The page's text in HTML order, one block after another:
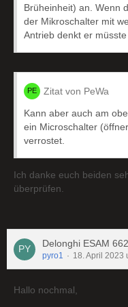
Brüheinheit) an. Wenn
der Mikroschalter mit
Antrieb denkt er müsste
Zitat von PeWa
Kann aber auch am
ein Microschalter
verrostet.
Ich danke euch beiden
überprüfen.
Delonghi ESAM
pyro1 18. April 2023
Hallo nochmal,